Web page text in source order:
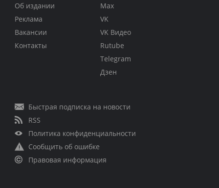
Об издании
Реклама
Вакансии
Контакты
Max
VK
VK Видео
Rutube
Telegram
Дзен
Быстрая подписка на новости
RSS
Политика конфиденциальности
Сообщить об ошибке
Правовая информация